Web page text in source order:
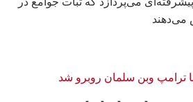
می‌دهند
وبن سلمان روبرو شد